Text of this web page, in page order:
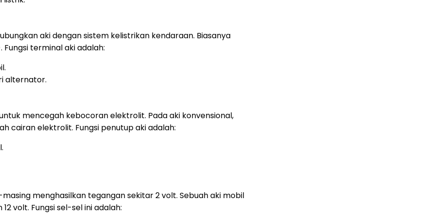
aki dengan sistem kelistrikan kendaraan. Biasanya
terminal aki adalah:
alternator.
mencegah kebocoran elektrolit. Pada aki konvensional,
cairan elektrolit. Fungsi penutup aki adalah:
menghasilkan tegangan sekitar 2 volt. Sebuah aki mobil
volt. Fungsi sel-sel ini adalah: